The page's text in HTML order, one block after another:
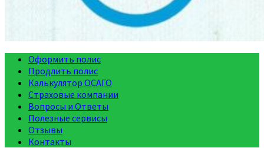
Оформить полис
Продлить полис
Калькулятор ОСАГО
Страховые компании
Вопросы и Ответы
Полезные сервисы
Отзывы
Контакты